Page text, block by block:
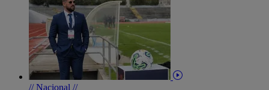
// Nacional //